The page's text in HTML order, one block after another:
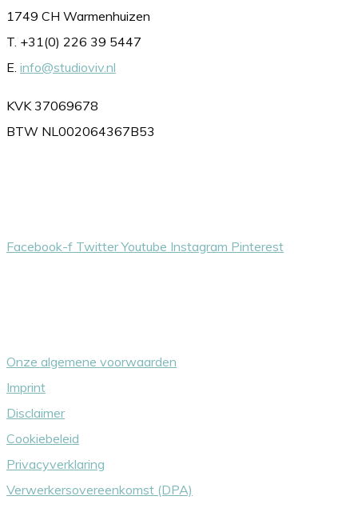
1749 CH Warmenhuizen
T. +31(0) 226 39 5447
E. info@studioviv.nl
KVK 37069678
BTW NL002064367B53
Facebook-f Twitter Youtube Instagram Pinterest
Onze algemene voorwaarden
Imprint
Disclaimer
Cookiebeleid
Privacyverklaring
Verwerkersovereenkomst (DPA)